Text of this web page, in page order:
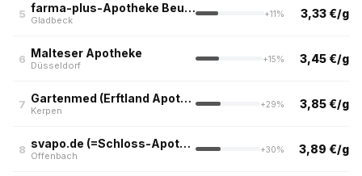
5 farma-plus-Apotheke Beuth in Gladbeck
Gladbeck
+11% 3,33 €/g
6 Malteser Apotheke
Düsseldorf
+15% 3,45 €/g
7 Gartenmed (Erftland Apotheke, Kerpen)
Kerpen
+29% 3,85 €/g
8 svapo.de (=Schloss-Apotheke)
Offenbach
+30% 3,89 €/g